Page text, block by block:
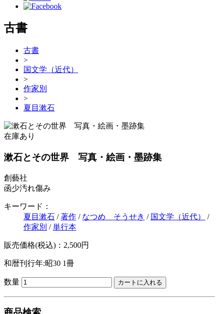
古書
古書
>
国文学（近代）
>
作家別
>
夏目漱石
在庫あり
漱石とその世界 写真・絵画・墨跡集
創藝社
函少汚れ傷み
キーワード：
夏目漱石 /著作 / なつめ そうせき / 国文学（近代）
/
作家別 /単行本
販売価格(税込)：2,500円
和暦刊行年:昭30 1冊
数量